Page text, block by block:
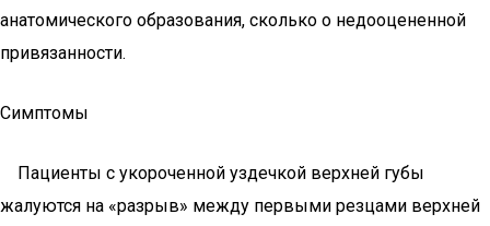
анатомического образования, сколько о недооцененной
привязанности.
Симптомы
Пациенты с укороченной уздечкой верхней губы
жалуются на «разрыв» между первыми резцами верхней